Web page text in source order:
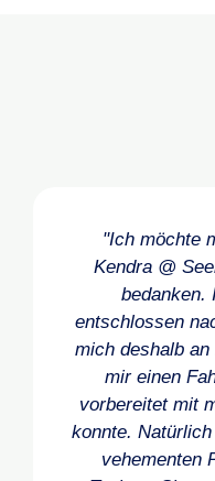
"Ich möchte
Kendra @
bedanken.
entschlossen
mich deshalb an
mir einen
vorbereitet mit
konnte.
vehementen